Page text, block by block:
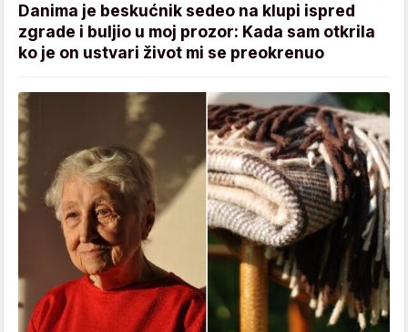
Danima je beskućnik sedeo na klupi ispred
zgrade i buljio u moj prozor: Kada sam otkrila
ko je on ustvari život mi se preokrenuo